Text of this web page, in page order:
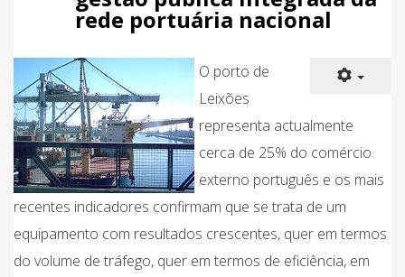
rede portuária nacional
O porto de
Leixões
representa actualmente
cerca de 25% do comércio
externo português e os mais
recentes indicadores confirmam que se trata de um
equipamento com resultados crescentes, quer em termos
do volume de tráfego, quer em termos de eficiência, em